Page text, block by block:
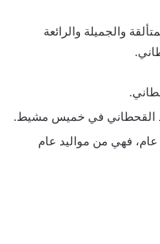
والجميلة والرائعة
القحطاني في خميس مشيط.
هند القحطاني تبلغ من العمر 37 عام، فهي من مواليد عام